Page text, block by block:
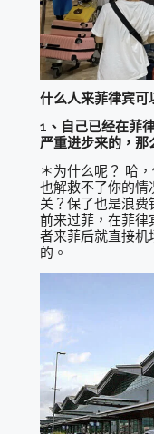
什么人来菲律宾可
1、自己已经在菲
严重进步来的，那
＊为什么呢？ 哈
也解救不了你的情
关？保了也是浪费
前来过菲，在菲律
者来菲后就直接机
的。